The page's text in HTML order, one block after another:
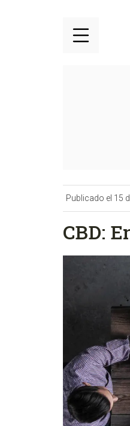
Publicado el 15
CBD: